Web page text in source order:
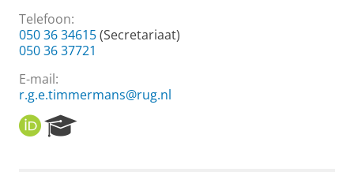
Telefoon:
050 36 34615(Secretariaat)
050 36 37721
E-mail:
r.g.e.timmermans@rug.nl
O
R